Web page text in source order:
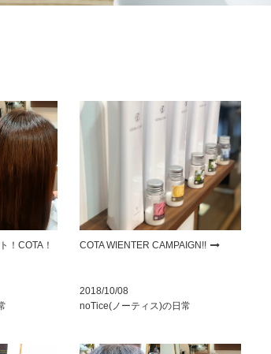
！COTA！ COTA WIENTER CAMPAIGN!!
2018/10/08
noTice(ノーティス)の日常